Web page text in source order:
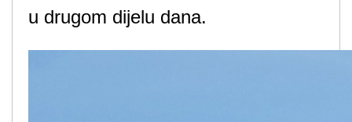
u drugom dijelu dana.